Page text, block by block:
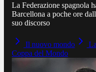
La Federazione spagnola
Barcellona a poche ore
suo discorso
Il nuovo mondo
Coppa del Mondo